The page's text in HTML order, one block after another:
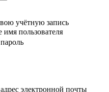
учётную запись
пользователя
электронной почты